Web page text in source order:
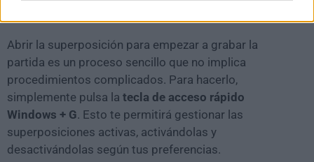
Abrir la superposición para empezar a grabar la
partida es un proceso sencillo que no implica
procedimientos complicados. Para hacerlo,
simplemente pulsa la tecla de acceso rápido
Windows + G. Esto te permitirá gestionar las
superposiciones activas, activándolas y
desactivándolas según tus preferencias.